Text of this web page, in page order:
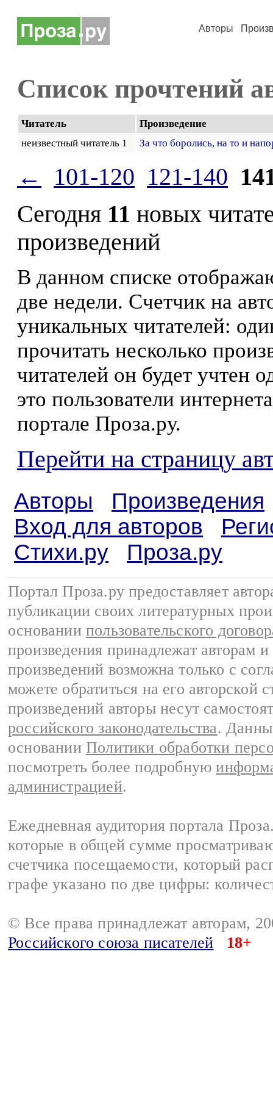
Авторы
Список прочтений
Читатель
Произведение
неизвестный читатель 1
За что боролись, на то и
← 101-120 121-140
Сегодня 11 новых
произведений
В данном списке
две недели. Счетчик на
уникальных читателей:
прочитать несколько
читателей он будет учтен
это пользователи
портале Проза.ру.
Перейти на страницу
Авторы
Произведения
Вход для авторов
Стихи.ру
Проза.ру
Портал Проза.ру предоставляет
публикации своих литературных
основании пользовательского
произведения принадлежат авторам
произведений возможна только с
можете обратиться на его авторской
произведений авторы несут
российского законодательства.
основании Политики обработки
посмотреть более подробную
администрацией.
Ежедневная аудитория портала
которые в общей сумме
счетчика посещаемости, который
графе указано по две цифры:
© Все права принадлежат авторам,
Российского союза писателей
18+